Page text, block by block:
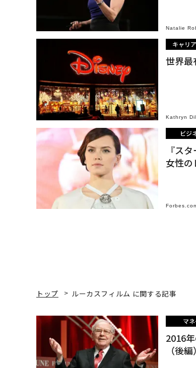
Natalie
キャリ
世界最
Kathryn
ビジ
『ス
女性の
トップ ルーカスフィルム に関する記事
マ
2016
（後編）